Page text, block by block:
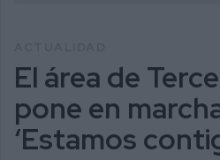
El área de
pone en
‘Estamos